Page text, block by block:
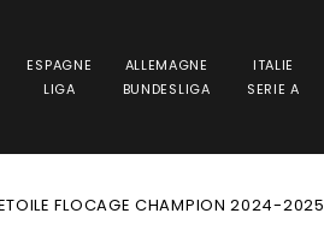
ESPAGNE
LIGA
ALLEMAGNE
BUNDESLIGA
ITALIE
SERIE A
FLOCAGE CHAMPION 2024-2025